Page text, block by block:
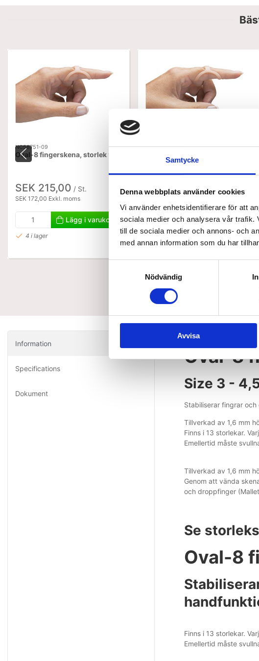
Samtycke
Denna webbplats använder cookies
Vi använder enhetsidentifierare för att
sociala medier och analysera vår trafik.
till de sociala medier och annons- och
med annan information som du har
Nödvändig
Avvisa
NC58751-09
Oval-8 fingerskena, storlek 9
SEK 215,00 / St.
SEK 172,00 Exkl. moms
Lägg i varukorg
4 i lager
oval-8-1-stk-varianter
SEK 215,00
Visa varianter
Information
Specifications
Dokument
Oval-8
Size 3 -
Stabiliserar fingrar
Tillverkad av 1,6 mm
Finns i 13 storlekar.
Emellertid måste
Tillverkad av 1,6 mm
Genom att vända
och droppfinger
Se
Oval-8
Finns i 13 storlekar.
Emellertid måste